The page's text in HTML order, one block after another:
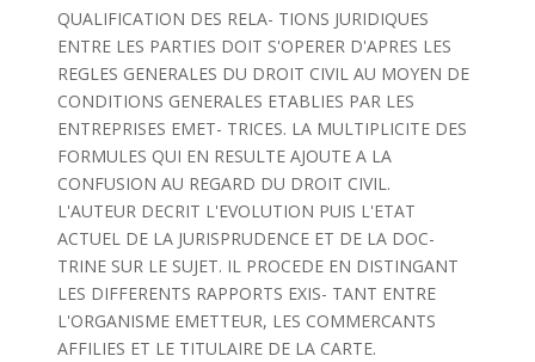
QUALIFICATION DES RELA- TIONS JURIDIQUES
ENTRE LES PARTIES DOIT S'OPERER D'APRES LES
REGLES GENERALES DU DROIT CIVIL AU MOYEN DE
CONDITIONS GENERALES ETABLIES PAR LES
ENTREPRISES EMET- TRICES. LA MULTIPLICITE DES
FORMULES QUI EN RESULTE AJOUTE A LA
CONFUSION AU REGARD DU DROIT CIVIL.
L'AUTEUR DECRIT L'EVOLUTION PUIS L'ETAT
ACTUEL DE LA JURISPRUDENCE ET DE LA DOC-
TRINE SUR LE SUJET. IL PROCEDE EN DISTINGANT
LES DIFFERENTS RAPPORTS EXIS- TANT ENTRE
L'ORGANISME EMETTEUR, LES COMMERCANTS
AFFILIES ET LE TITULAIRE DE LA CARTE.